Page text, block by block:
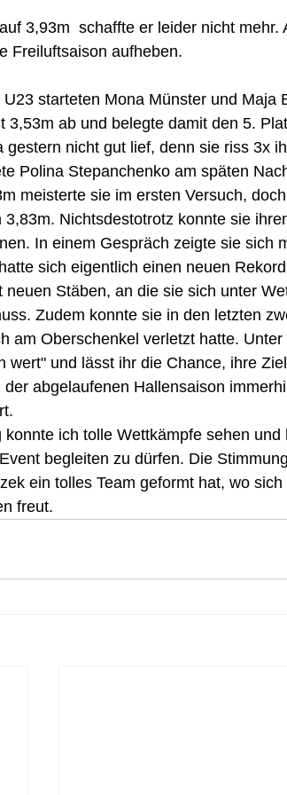
3,93m  schaffte er leider nicht mehr.
Freiluftsaison aufheben.
starteten Mona Münster und Maja
3,53m ab und belegte damit den 5.
gestern nicht gut lief, denn sie riss 3x
Polina Stepanchenko am späten
meisterte sie im ersten Versuch,
Nichtsdestotrotz konnte sie
In einem Gespräch zeigte sie sich
sich eigentlich einen neuen
neuen Stäben, an die sie sich unter
Zudem konnte sie in den letzten
am Oberschenkel verletzt hatte.
wert" und lässt ihr die Chance, ihre
abgelaufenen Hallensaison
ich tolle Wettkämpfe sehen
begleiten zu dürfen. Die
ein tolles Team geformt hat, wo
freut.